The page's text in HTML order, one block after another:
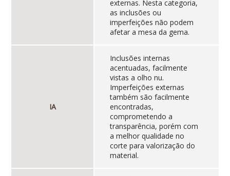
externas. Nesta categoria,
as inclusões ou
imperfeições não podem
afetar a mesa da gema.
IA
Inclusões internas
acentuadas, facilmente
vistas a olho nu.
Imperfeições externas
também são facilmente
encontradas,
comprometendo a
transparência, porém com
a melhor qualidade no
corte para valorização do
material.